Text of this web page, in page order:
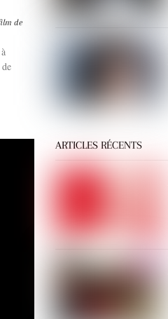
de
ARTICLES RÉCENTS